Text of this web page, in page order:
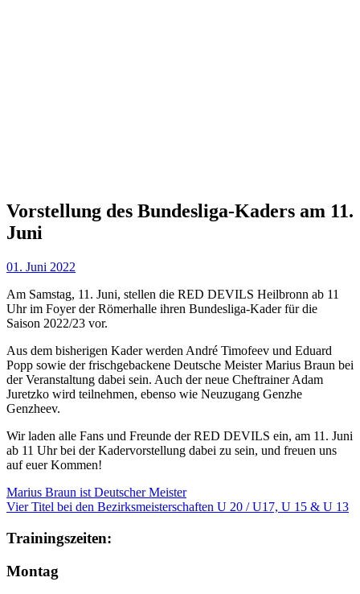
Vorstellung des Bundesliga-Kaders am 11.
Juni
01. Juni 2022
Am Samstag, 11. Juni, stellen die RED DEVILS Heilbronn ab 11
Uhr im Foyer der Römerhalle ihren Bundesliga-Kader für die
Saison 2022/23 vor.
Aus dem bisherigen Kader werden André Timofeev und Eduard
Popp sowie der frischgebackene Deutsche Meister Marius Braun bei
der Veranstaltung dabei sein. Auch der neue Cheftrainer Adam
Juretzko wird teilnehmen, ebenso wie Neuzugang Genzhe
Genzheev.
Wir laden alle Fans und Freunde der RED DEVILS ein, am 11. Juni
ab 11 Uhr bei der Kadervorstellung dabei zu sein, und freuen uns
auf euer Kommen!
Marius Braun ist Deutscher Meister
Vier Titel bei den Bezirksmeisterschaften U 20 / U17, U 15 & U 13
Trainingszeiten:
Montag